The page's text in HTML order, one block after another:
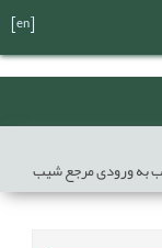
به ورودی مرجع شيب